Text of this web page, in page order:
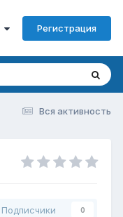
Регистрация
Вся активность
Подписчики 0